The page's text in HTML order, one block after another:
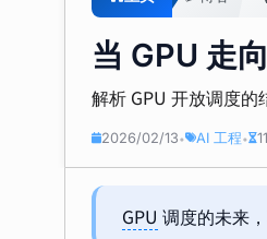
当 GPU 走
解析 GPU 开放调度的
2026/02/13• AI 工程•
GPU 调度的未来